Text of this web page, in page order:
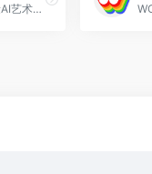
专业的高质量AI艺术画生成平台